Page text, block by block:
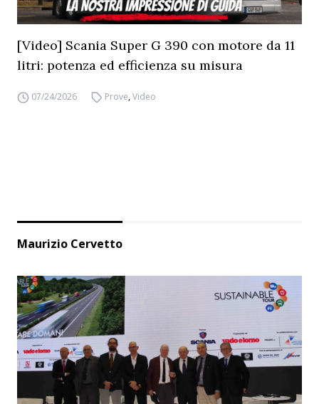
[Video] Scania Super G 390 con motore da 11
litri: potenza ed efficienza su misura
07/24/2026 Prove,Video
Maurizio Cervetto